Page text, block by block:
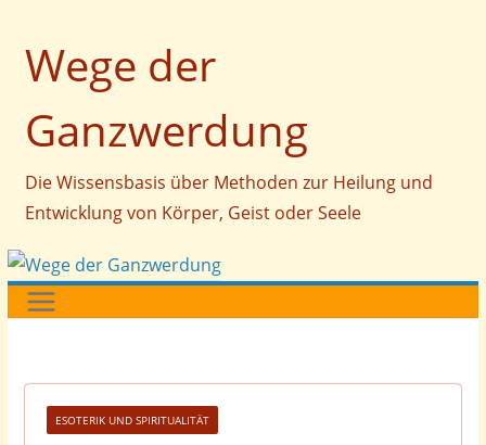
Inhalt
springen
Wege der
Ganzwerdung
Die Wissensbasis über Methoden zur Heilung und
Entwicklung von Körper, Geist oder Seele
ESOTERIK UND SPIRITUALITÄT